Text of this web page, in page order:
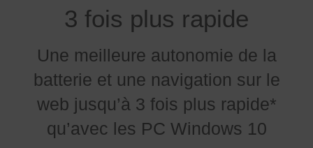
3 fois plus rapide
Une meilleure autonomie de la
batterie et une navigation sur le
web jusqu’à 3 fois plus rapide*
qu’avec les PC Windows 10